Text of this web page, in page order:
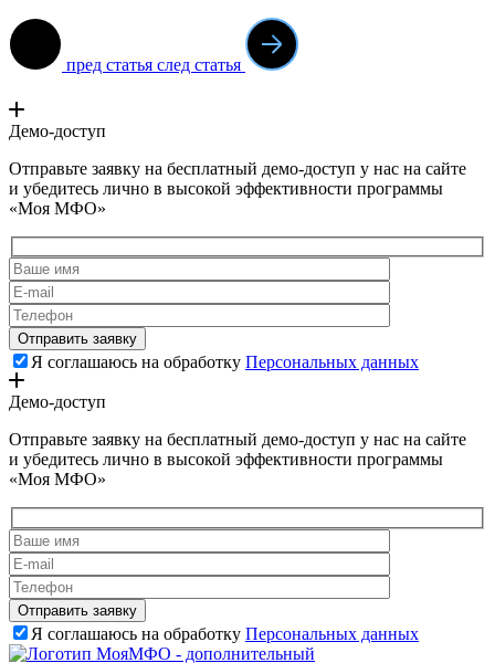
пред статья след статья
Демо-доступ
Отправьте заявку на бесплатный демо-доступ у нас на сайте
и убедитесь лично в высокой эффективности программы
«Моя МФО»
Я соглашаюсь на обработку Персональных данных
Демо-доступ
Отправьте заявку на бесплатный демо-доступ у нас на сайте
и убедитесь лично в высокой эффективности программы
«Моя МФО»
Я соглашаюсь на обработку Персональных данных